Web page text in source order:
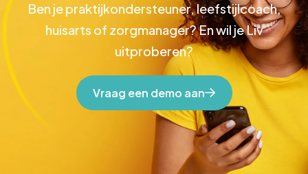
Ben je praktijkondersteuner, leefstijlcoach,
huisarts of zorgmanager? En wil je Liv
uitproberen?
Vraag een demo aan